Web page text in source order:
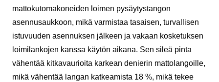
mattokutomakoneiden loimen pysäytystangon
asennusaukkoon, mikä varmistaa tasaisen, turvallisen
istuvuuden asennuksen jälkeen ja vakaan kosketuksen
loimilankojen kanssa käytön aikana. Sen sileä pinta
vähentää kitkavaurioita karkean denierin mattolangoille,
mikä vähentää langan katkeamista 18 %, mikä tekee